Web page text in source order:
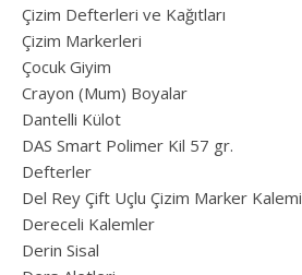
Çizim Defterleri ve Kağıtları
Çizim Markerleri
Çocuk Giyim
Crayon (Mum) Boyalar
Dantelli Külot
DAS Smart Polimer Kil 57 gr.
Defterler
Del Rey Çift Uçlu Çizim Marker Kalemi
Dereceli Kalemler
Derin Sisal